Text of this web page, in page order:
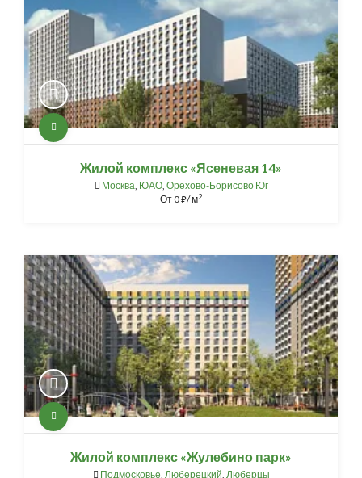
Жилой комплекс «Ясеневая 14»
Москва, ЮАО, Орехово-Борисово Юг
От0⃏/ м2
Жилой комплекс «Жулебино парк»
Подмосковье, Люберецкий, Люберцы